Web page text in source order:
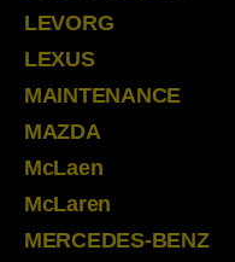
LEVORG
LEXUS
MAINTENANCE
MAZDA
McLaen
McLaren
MERCEDES-BENZ